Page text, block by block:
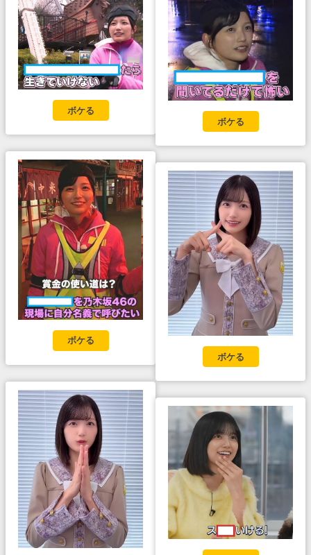
ボケる
ボケる
ボケる
ボケる